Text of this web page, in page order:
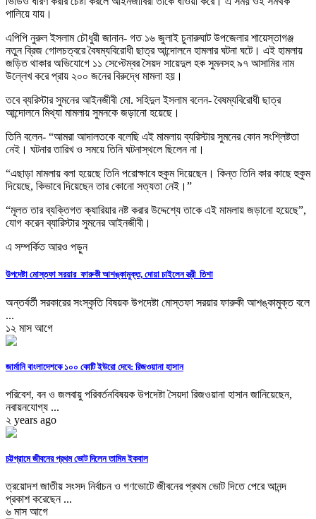
পালিয়ে যায়।
এপিপি নুরুল ইসলাম চৌধুরী জানান- গত ১৬ জুলাই চুনারুঘাট উপজেলার শায়েস্তাগঞ্জ
নতুন ব্রিজ গোলচত্বরে বৈষম্যবিরোধী ছাত্র আন্দোলনে হামলার ঘটনা ঘটে। এই হামলায়
জড়িত থাকার অভিযোগে ১১ সেপ্টেম্বর সৈয়দ সায়েদুল হক সুমনসহ ৯৭ আসামির নাম
উল্লেখ করে প্রায় ২০০ জনের বিরুদ্ধে মামলা হয়।
তবে ব্যরিস্টার সুমনের আইনজীবী মো. সহিদুল ইসলাম বলেন- বৈষম্যবিরোধী ছাত্র
আন্দোলনে মিথ্যা মামলায় সুমনকে জড়ানো হয়েছে।
তিনি বলেন- “আমরা আদালতকে বলেছি এই মামলায় ব্যরিস্টার সুমনের কোন সংশ্লিষ্টতা
নেই। ঘটনার তারিখ ও সময়ে তিনি ঘটনাস্থলে ছিলেন না।
“এছাড়া মামলায় বলা হয়েছে তিনি পরোক্ষাবে হুকুম দিয়েছেন। কিন্ত তিনি কার কাছে হুকুম
দিয়েছে, কিভাবে দিয়েছেন তার কোনো সত্যতা নেই।”
“মূলত তার ব্যক্তিগত ক্যারিয়ার নষ্ট করার উদ্দেশ্যে তাকে এই মামলায় জড়ানো হয়েছে”,
যোগ করেন ব্যারিস্টার সুমনের আইনজীবী।
এ সম্পর্কিত আরও পড়ুন
উপদেষ্টা মোস্তফা সরয়ার ফারুকী আশঙ্কামুক্ত, দোয়া চাইলেন স্ত্রী তিশা
অন্তর্বর্তী সরকারের সংস্কৃতি বিষয়ক উপদেষ্টা মোস্তফা সরয়ার ফারুকী আশঙ্কামুক্ত বলে
...
১২ মাস আগে
জার্মানি বাংলাদেশকে ১০০ কোটি ইউরো দেবে: রিজওয়ানা হাসান
পরিবেশ, বন ও জলবায়ু পরিবর্তনবিষয়ক উপদেষ্টা সৈয়দা রিজওয়ানা হাসান জানিয়েছেন,
নবায়নযোগ্য ...
২ years ago
চট্টগ্রামে জীবনের প্রথম ভোট দিলেন তামিম ইকবাল
ত্রয়োদশ জাতীয় সংসদ নির্বাচন ও গণভোটে জীবনের প্রথম ভোট দিতে পেরে আনন্দ
প্রকাশ করেছেন ...
৬ মাস আগে